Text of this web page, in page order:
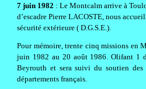
7 juin 1982 : Le Montcalm arrive à
d’escadre Pierre LACOSTE, nous
sécurité extérieure ( D.G.S.E.).
Pour mémoire, trente cinq missions en
juin 1982 au 20 août 1986. Olifant 1
Beyrouth et sera suivi du soutien
départements français.